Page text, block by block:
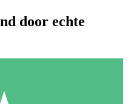
door echte